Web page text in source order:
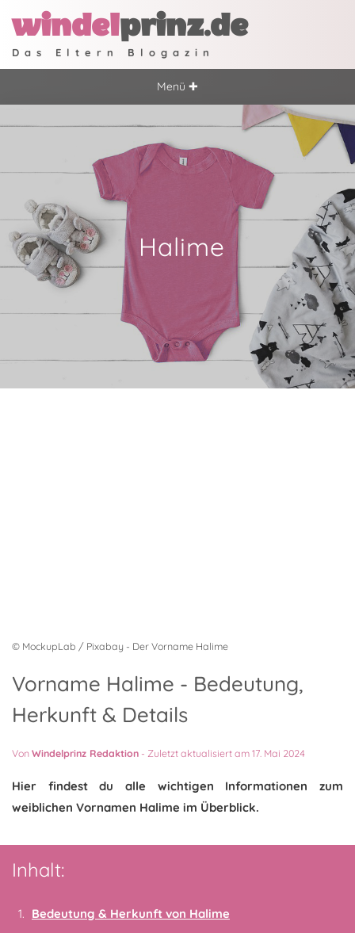
windelprinz.de
Das Eltern Blogazin
Menü ✚
Halime
© MockupLab / Pixabay - Der Vorname Halime
Vorname Halime - Bedeutung,
Herkunft & Details
VonWindelprinz Redaktion - Zuletzt aktualisiert am 17. Mai 2024
Hier findest du alle wichtigen Informationen zum
weiblichen Vornamen Halime im Überblick.
Inhalt:
Bedeutung & Herkunft von Halime